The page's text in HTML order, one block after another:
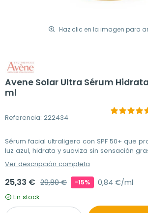
Haz clic en la imagen para
Avene Solar Ultra Sérum
ml
Referencia: 222434
Sérum facial ultraligero con SPF 50+ que
luz azul, hidrata y suaviza sin sensación
Ver descripción completa
25,33 € 29,80 € -15% 0,84 €/ml
En stock